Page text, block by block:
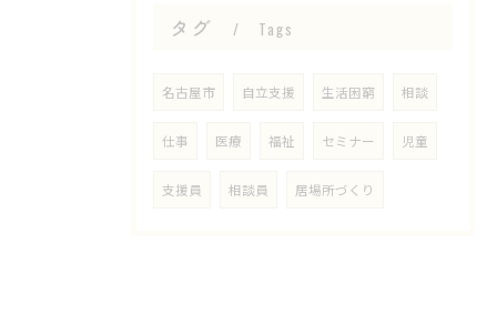
タグ Tags
名古屋市 自立支援 生活困窮 相談
仕事 医療 福祉 セミナー 児童
支援員 相談員 居場所づくり